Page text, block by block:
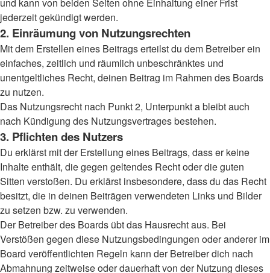
jederzeit gekündigt werden.
2. Einräumung von Nutzungsrechten
Mit dem Erstellen eines Beitrags erteilst du dem Betreiber ein
einfaches, zeitlich und räumlich unbeschränktes und
unentgeltliches Recht, deinen Beitrag im Rahmen des Boards
zu nutzen.
Das Nutzungsrecht nach Punkt 2, Unterpunkt a bleibt auch
nach Kündigung des Nutzungsvertrages bestehen.
3. Pflichten des Nutzers
Du erklärst mit der Erstellung eines Beitrags, dass er keine
Inhalte enthält, die gegen geltendes Recht oder die guten
Sitten verstoßen. Du erklärst insbesondere, dass du das Recht
besitzt, die in deinen Beiträgen verwendeten Links und Bilder
zu setzen bzw. zu verwenden.
Der Betreiber des Boards übt das Hausrecht aus. Bei
Verstößen gegen diese Nutzungsbedingungen oder anderer im
Board veröffentlichten Regeln kann der Betreiber dich nach
Abmahnung zeitweise oder dauerhaft von der Nutzung dieses